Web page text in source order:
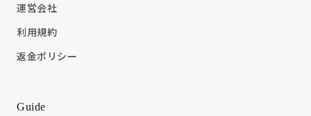
運営会社
利用規約
返金ポリシー
Guide